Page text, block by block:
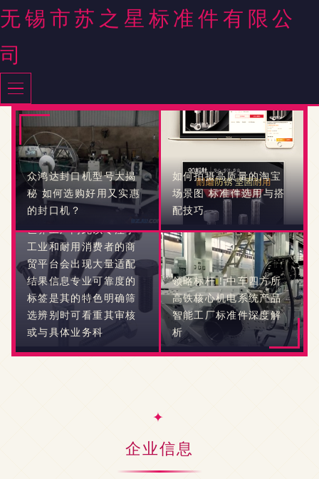
无锡市苏之星标准件有限公
司
众鸿达封口机型号大揭
秘 如何选购好用又实惠
的封口机？
如何拍摄高质量的淘宝
场景图 标准件选用与搭
配技巧
项目中，U型螺栓作为一
种广泛使用的连接标准
文旨在通过世界工厂网
采购商和新手行业人员
分享如何查找供应U型螺
栓的信息、标准件价格
以及在众多厂家中选择
合适的供应商。\N在信
息大爆轧的时代选择产
品也不例外，用户打开
世界工厂网此以专注于
工业和耐用消费者的商
贸平台会出现大量适配
结果信息专业可靠度的
标签是其的特色明确筛
选辨别时可看重其审核
或与具体业务科
领略标杆！中车四方所
高铁核心机电系统产品
智能工厂标准件深度解
析
企业信息